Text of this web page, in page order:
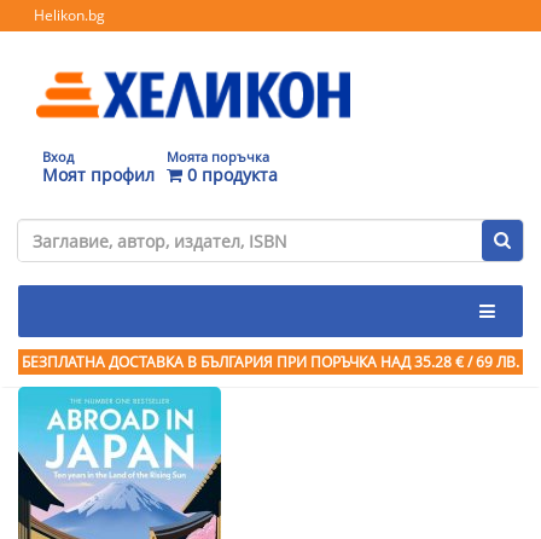
Helikon.bg
Вход
Моят профил
Моята поръчка
0 продукта
БЕЗПЛАТНА ДОСТАВКА В БЪЛГАРИЯ ПРИ ПОРЪЧКА НАД 35.28 € / 69 ЛВ.